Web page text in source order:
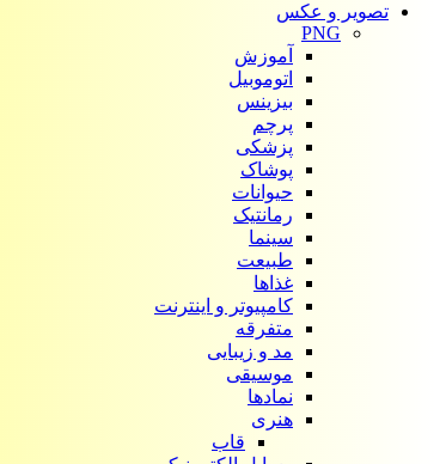
تصویر و عکس
PNG
آموزش
اتوموبیل
بیزینس
پرچم
پزشکی
پوشاک
حیوانات
رمانتیک
سینما
طبیعت
غذاها
کامپیوتر و اینترنت
متفرقه
مد و زیبایی
موسیقی
نمادها
هنری
قاب